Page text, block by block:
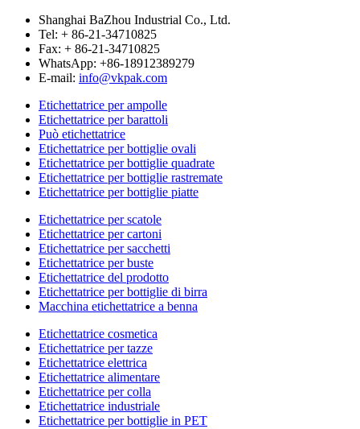
Shanghai BaZhou Industrial Co., Ltd.
Tel: + 86-21-34710825
Fax: + 86-21-34710825
WhatsApp: +86-18912389279
E-mail: info@vkpak.com
Etichettatrice per ampolle
Etichettatrice per barattoli
Può etichettatrice
Etichettatrice per bottiglie ovali
Etichettatrice per bottiglie quadrate
Etichettatrice per bottiglie rastremate
Etichettatrice per bottiglie piatte
Etichettatrice per scatole
Etichettatrice per cartoni
Etichettatrice per sacchetti
Etichettatrice per buste
Etichettatrice del prodotto
Etichettatrice per bottiglie di birra
Macchina etichettatrice a benna
Etichettatrice cosmetica
Etichettatrice per tazze
Etichettatrice elettrica
Etichettatrice alimentare
Etichettatrice per colla
Etichettatrice industriale
Etichettatrice per bottiglie in PET